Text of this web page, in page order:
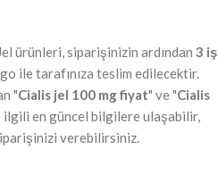
ürünleri, siparişinizin ardından 3 iş
ile tarafınıza teslim edilecektir.
"Cialis jel 100 mg fiyat" ve "Cialis
ilgili en güncel bilgilere ulaşabilir,
verebilirsiniz.